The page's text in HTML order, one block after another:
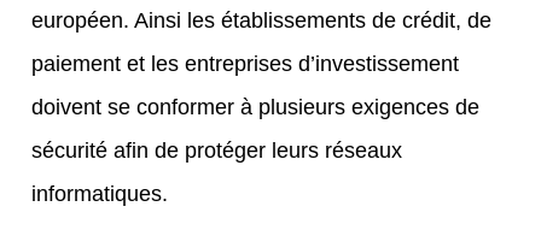
européen. Ainsi les établissements de crédit, de
paiement et les entreprises d’investissement
doivent se conformer à plusieurs exigences de
sécurité afin de protéger leurs réseaux
informatiques.